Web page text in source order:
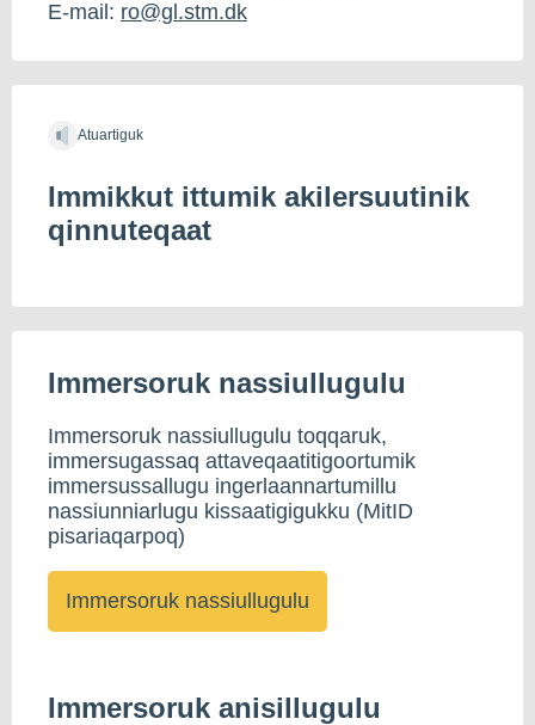
E-mail: ro@gl.stm.dk
Atuartiguk
Immikkut ittumik akilersuutinik
qinnuteqaat
Immersoruk nassiullugulu
Immersoruk nassiullugulu toqqaruk,
immersugassaq attaveqaatitigoortumik
immersussallugu ingerlaannartumillu
nassiunniarlugu kissaatigigukku (MitID
pisariaqarpoq)
Immersoruk anisillugulu